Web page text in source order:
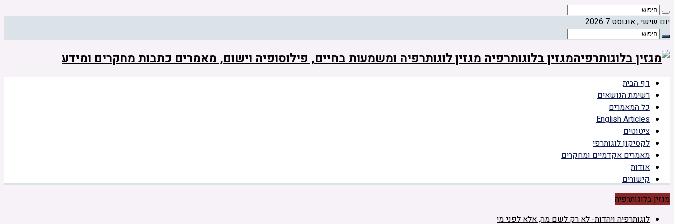
יום שישי , אוגוסט 7 2026
מגזין בלוגותרפיה מגזין לוגותרפיה ומשמעות בחיים, פילוסופיה וישום, מאמרים כתבות מחקרים ומידע
דף הבית
רשימת הנושאים
כל המאמרים
English Articles
ציטוטים
לקסיקון לוגותרפי
מאמרים אקדמיים ומחקרים
אודות
קישורים
מגזין בלוגותרפיה
לוגותרפיה ויהדות- לא רק לשם מה, אלא לפני מי